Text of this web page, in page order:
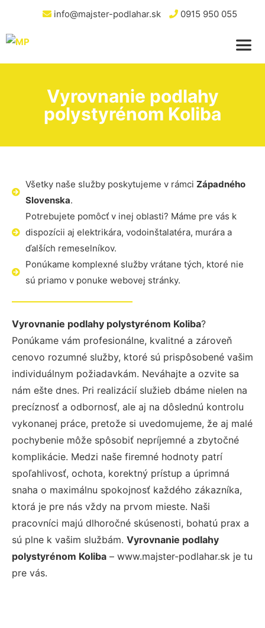
info@majster-podlahar.sk 0915 950 055
Vyrovnanie podlahy
polystyrénom Koliba
Všetky naše služby poskytujeme v rámci Západného
Slovenska.
Potrebujete pomôcť v inej oblasti? Máme pre vás k
dispozícii aj elektrikára, vodoinštalatéra, murára a
ďalších remeselníkov.
Ponúkame komplexné služby vrátane tých, ktoré nie
sú priamo v ponuke webovej stránky.
Vyrovnanie podlahy polystyrénom Koliba?
Ponúkame vám profesionálne, kvalitné a zároveň
cenovo rozumné služby, ktoré sú prispôsobené vašim
individuálnym požiadavkám. Neváhajte a ozvite sa
nám ešte dnes. Pri realizácií služieb dbáme nielen na
precíznosť a odbornosť, ale aj na dôslednú kontrolu
vykonanej práce, pretože si uvedomujeme, že aj malé
pochybenie môže spôsobiť nepríjemné a zbytočné
komplikácie. Medzi naše firemné hodnoty patrí
spoľahlivosť, ochota, korektný prístup a úprimná
snaha o maximálnu spokojnosť každého zákazníka,
ktorá je pre nás vždy na prvom mieste. Naši
pracovníci majú dlhoročné skúsenosti, bohatú prax a
sú plne k vašim službám. Vyrovnanie podlahy
polystyrénom Koliba – www.majster-podlahar.sk je tu
pre vás.